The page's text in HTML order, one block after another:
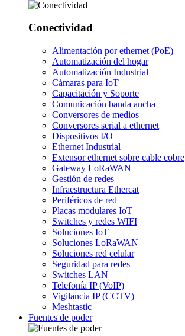
Conectividad
Alimentación por ethernet (PoE)
Automatización del hogar
Automatización Industrial
Cámaras para IoT
Capacitación y Soporte
Comunicación banda ancha
Conversores de medios
Conversores serial a ethernet
Dispositivos I/O
Ethernet Industrial
Extensor ethernet sobre cable cobre
Gateway LoRaWAN
Gestión de redes
Infraestructura Ethercat
Periféricos de red
Placas modulares IoT
Switches y redes WIFI
Soluciones IoT
Soluciones LoRaWAN
Soluciones red celular
Seguridad para redes
Switches LAN
Telefonía IP (VoIP)
Vigilancia IP (CCTV)
Meshtastic
Fuentes de poder